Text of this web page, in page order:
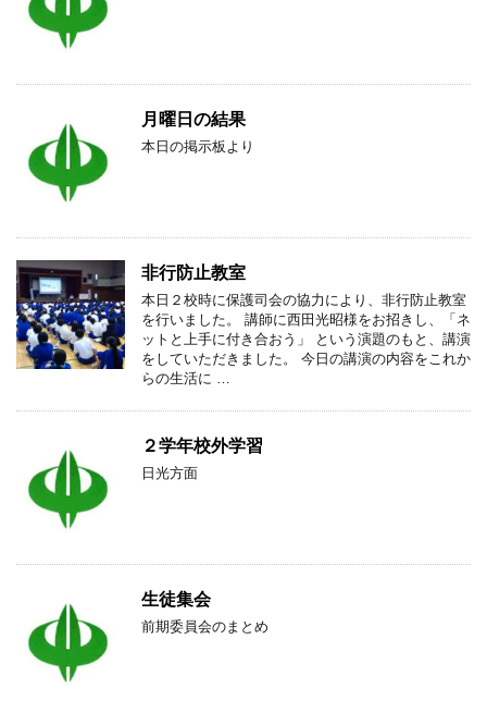
月曜日の結果
本日の掲示板より
非行防止教室
本日２校時に保護司会の協力により、非行防止教室
を行いました。 講師に西田光昭様をお招きし、「ネ
ットと上手に付き合おう」 という演題のもと、講演
をしていただきました。 今日の講演の内容をこれか
らの生活に …
２学年校外学習
日光方面
生徒集会
前期委員会のまとめ